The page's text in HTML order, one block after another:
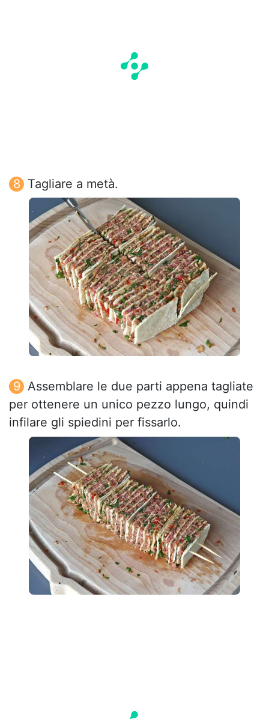
Tagliare a metà.
Assemblare le due parti appena tagliate
per ottenere un unico pezzo lungo, quindi
infilare gli spiedini per fissarlo.